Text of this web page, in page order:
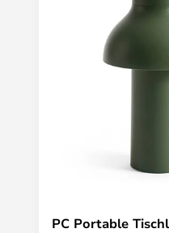
PC Portable